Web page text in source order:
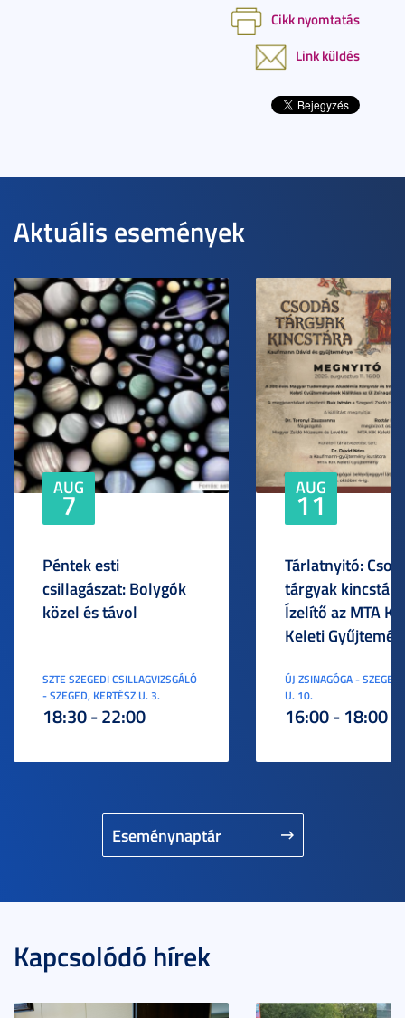
Cikk nyomtatás
Link küldés
Aktuális események
Eseménynaptár
AUG
7
Péntek esti
csillagászat: Bolygók
közel és távol
SZTE SZEGEDI CSILLAGVIZSGÁLÓ
- SZEGED, KERTÉSZ U. 3.
18:30 - 22:00
AUG
11
Tárlatnyitó:
tárgyak
Ízelítő az MTA
Keleti
ÚJ ZSINAGÓGA -
U. 10.
16:00 - 18:00
Kapcsolódó hírek